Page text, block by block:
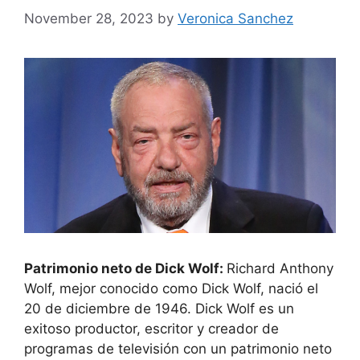
November 28, 2023 by Veronica Sanchez
Patrimonio neto de Dick Wolf: Richard Anthony
Wolf, mejor conocido como Dick Wolf, nació el
20 de diciembre de 1946. Dick Wolf es un
exitoso productor, escritor y creador de
programas de televisión con un patrimonio neto